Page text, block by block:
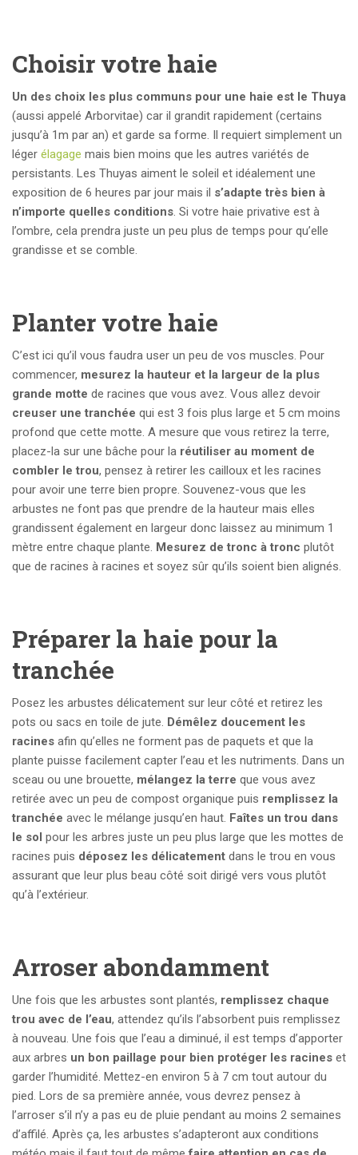
Choisir votre haie
Un des choix les plus communs pour une haie est le Thuya
(aussi appelé Arborvitae) car il grandit rapidement (certains
jusqu’à 1m par an) et garde sa forme. Il requiert simplement un
léger élagage mais bien moins que les autres variétés de
persistants. Les Thuyas aiment le soleil et idéalement une
exposition de 6 heures par jour mais il s’adapte très bien à
n’importe quelles conditions. Si votre haie privative est à
l’ombre, cela prendra juste un peu plus de temps pour qu’elle
grandisse et se comble.
Planter votre haie
C’est ici qu’il vous faudra user un peu de vos muscles. Pour
commencer, mesurez la hauteur et la largeur de la plus
grande motte de racines que vous avez. Vous allez devoir
creuser une tranchée qui est 3 fois plus large et 5 cm moins
profond que cette motte. A mesure que vous retirez la terre,
placez-la sur une bâche pour la réutiliser au moment de
combler le trou, pensez à retirer les cailloux et les racines
pour avoir une terre bien propre. Souvenez-vous que les
arbustes ne font pas que prendre de la hauteur mais elles
grandissent également en largeur donc laissez au minimum 1
mètre entre chaque plante. Mesurez de tronc à tronc plutôt
que de racines à racines et soyez sûr qu’ils soient bien alignés.
Préparer la haie pour la
tranchée
Posez les arbustes délicatement sur leur côté et retirez les
pots ou sacs en toile de jute. Démêlez doucement les
racines afin qu’elles ne forment pas de paquets et que la
plante puisse facilement capter l’eau et les nutriments. Dans un
sceau ou une brouette, mélangez la terre que vous avez
retirée avec un peu de compost organique puis remplissez la
tranchée avec le mélange jusqu’en haut. Faîtes un trou dans
le sol pour les arbres juste un peu plus large que les mottes de
racines puis déposez les délicatement dans le trou en vous
assurant que leur plus beau côté soit dirigé vers vous plutôt
qu’à l’extérieur.
Arroser abondamment
Une fois que les arbustes sont plantés, remplissez chaque
trou avec de l’eau, attendez qu’ils l’absorbent puis remplissez
à nouveau. Une fois que l’eau a diminué, il est temps d’apporter
aux arbres un bon paillage pour bien protéger les racines et
garder l’humidité. Mettez-en environ 5 à 7 cm tout autour du
pied. Lors de sa première année, vous devrez pensez à
l’arroser s’il n’y a pas eu de pluie pendant au moins 2 semaines
d’affilé. Après ça, les arbustes s’adapteront aux conditions